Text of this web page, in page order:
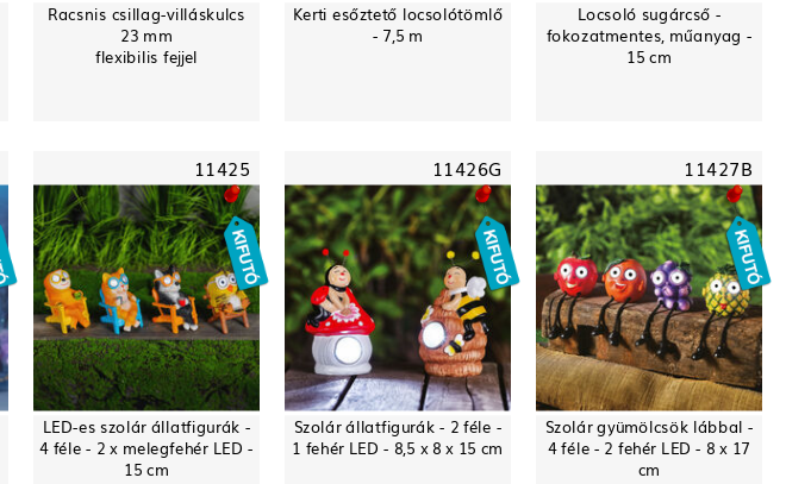
Racsnis csillag-villáskulcs
23 mm
flexibilis fejjel
Kerti esőztető locsolótömlő
- 7,5 m
Locsoló sugárcső -
fokozatmentes, műanyag -
15 cm
11425
LED-es szolár állatfigurák -
4 féle - 2 x melegfehér LED -
15 cm
11426G
Szolár állatfigurák - 2 féle -
1 fehér LED - 8,5 x 8 x 15 cm
11427B
Szolár gyümölcsök lábbal -
4 féle - 2 fehér LED - 8 x 17
cm